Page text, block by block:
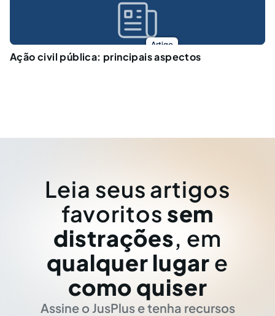
Artigo
Ação civil pública: principais aspectos
Leia seus artigos
favoritos sem
distrações, em
qualquer lugar e
como quiser
Assine o JusPlus e tenha recursos